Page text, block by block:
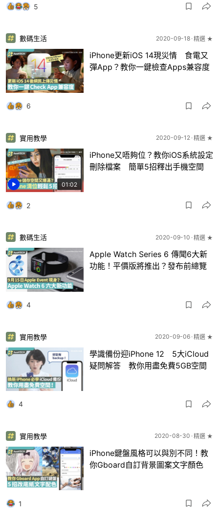
5
數碼生活 2020-09-18 精選 ★
iPhone更新iOS 14現災情 食電又
彈App？教你一鍵檢查Apps兼容度
6
01:02
實用教學 2020-09-12 精選 ★
iPhone又唔夠位？教你iOS系統設定
刪除檔案 簡單5招釋出手機空間
2
數碼生活 2020-09-10 精選 ★
Apple Watch Series 6 傳聞6大新
功能！平價版將推出？發布前總覽
4
實用教學 2020-09-06 精選 ★
學識備份迎iPhone 12 5大iCloud
疑問解答 教你用盡免費5GB空間
4
實用教學 2020-08-30 精選 ★
iPhone鍵盤風格可以與別不同！教
你Gboard自訂背景圖案文字顏色
1